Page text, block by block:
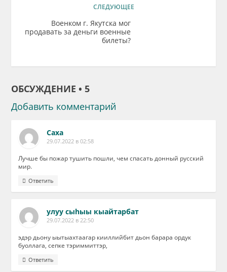
СЛЕДУЮЩЕЕ
Военком г. Якутска мог
продавать за деньги военные
билеты?
ОБСУЖДЕНИЕ • 5
Добавить комментарий
Саха
29.07.2022 в 02:58
Лучше бы пожар тушить пошли, чем спасать донный русский
мир.
Ответить
улуу сыhыы кыайтарбат
29.07.2022 в 22:50
эдэр дьону ыытыахтаагар кииллийбит дьон барара ордук
буоллага, сепке тэриммиттэр,
Ответить